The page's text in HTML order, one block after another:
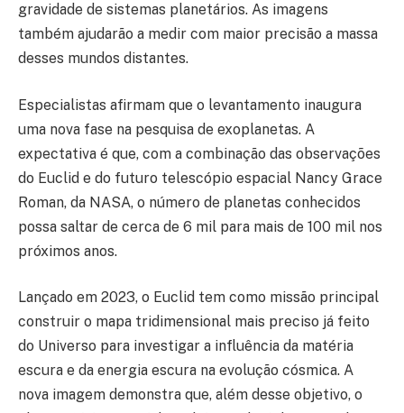
gravidade de sistemas planetários. As imagens
também ajudarão a medir com maior precisão a massa
desses mundos distantes.
Especialistas afirmam que o levantamento inaugura
uma nova fase na pesquisa de exoplanetas. A
expectativa é que, com a combinação das observações
do Euclid e do futuro telescópio espacial Nancy Grace
Roman, da NASA, o número de planetas conhecidos
possa saltar de cerca de 6 mil para mais de 100 mil nos
próximos anos.
Lançado em 2023, o Euclid tem como missão principal
construir o mapa tridimensional mais preciso já feito
do Universo para investigar a influência da matéria
escura e da energia escura na evolução cósmica. A
nova imagem demonstra que, além desse objetivo, o